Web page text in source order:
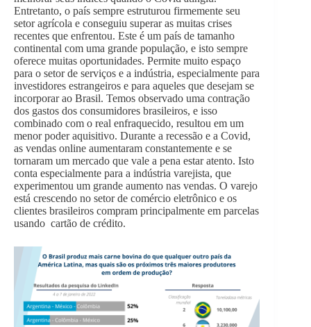
Entretanto, o país sempre estruturou firmemente seu
setor agrícola e conseguiu superar as muitas crises
recentes que enfrentou. Este é um país de tamanho
continental com uma grande população, e isto sempre
oferece muitas oportunidades. Permite muito espaço
para o setor de serviços e a indústria, especialmente para
investidores estrangeiros e para aqueles que desejam se
incorporar ao Brasil. Temos observado uma contração
dos gastos dos consumidores brasileiros, e isso
combinado com o real enfraquecido, resultou em um
menor poder aquisitivo. Durante a recessão e a Covid,
as vendas online aumentaram constantemente e se
tornaram um mercado que vale a pena estar atento. Isto
conta especialmente para a indústria varejista, que
experimentou um grande aumento nas vendas. O varejo
está crescendo no setor de comércio eletrônico e os
clientes brasileiros compram principalmente em parcelas
usando cartão de crédito.